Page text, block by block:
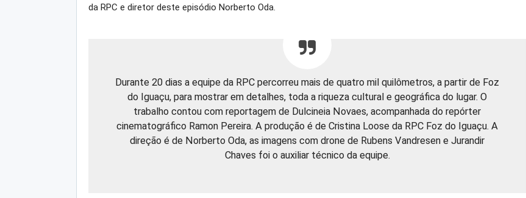
da RPC e diretor deste episódio Norberto Oda.
Durante 20 dias a equipe da RPC percorreu mais de quatro mil quilômetros, a partir de Foz
do Iguaçu, para mostrar em detalhes, toda a riqueza cultural e geográfica do lugar. O
trabalho contou com reportagem de Dulcineia Novaes, acompanhada do repórter
cinematográfico Ramon Pereira. A produção é de Cristina Loose da RPC Foz do Iguaçu. A
direção é de Norberto Oda, as imagens com drone de Rubens Vandresen e Jurandir
Chaves foi o auxiliar técnico da equipe.